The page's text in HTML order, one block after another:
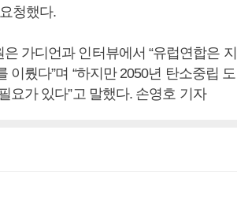
청했다.
가디언과 인터뷰에서 “유럽연합은 지
뤘다”며 “하지만 2050년 탄소중립 도
요가 있다”고 말했다. 손영호 기자